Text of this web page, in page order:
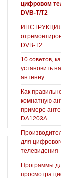
цифровом
DVB-T/T2
DVB-T2
10 советов,
установить
антенну
Как
комнатную
примере
DA1203А
для
телевидения
Программы
просмотра